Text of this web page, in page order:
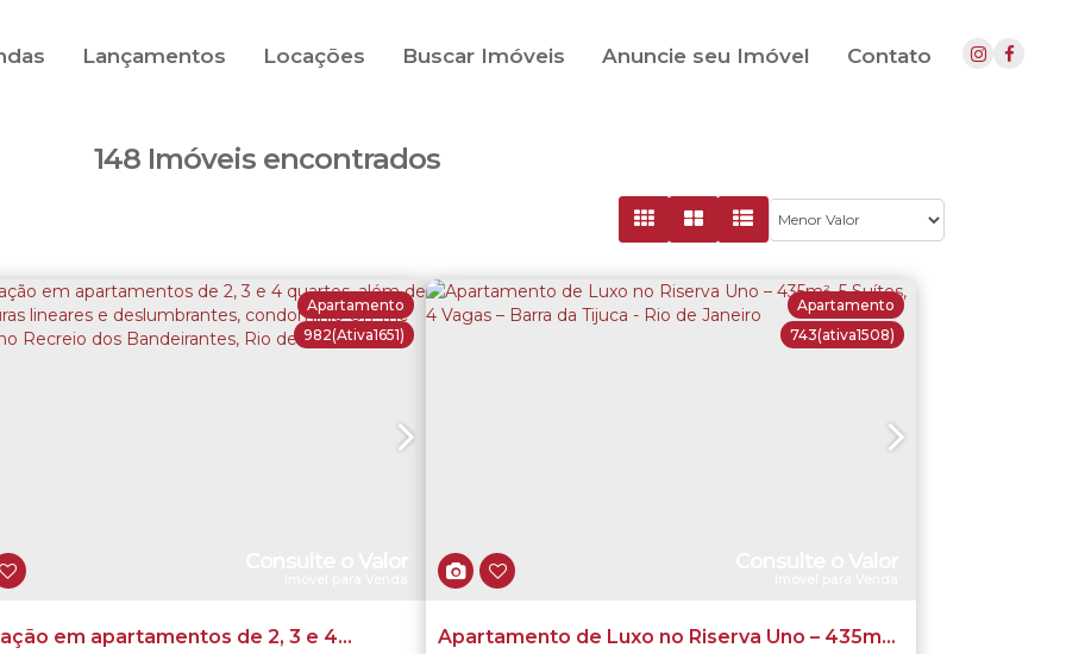
Contato
Anuncie seu Imóvel
Buscar Imóveis
Locações
Lançamentos
148 Imóveis encontrados
982(Ativa1651)
Apartamento
em apartamentos de 2, 3 e 4
743(ativa1508)
Apartamento
Apartamento de Luxo no Riserva Uno – 435m²,